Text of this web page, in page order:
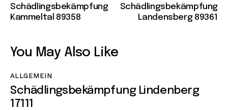
Schädlingsbekämpfung
Kammeltal 89358
Schädlingsbekämpfung
Landensberg 89361
You May Also Like
ALLGEMEIN
Schädlingsbekämpfung Lindenberg
17111